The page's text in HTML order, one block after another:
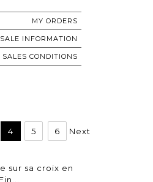
MY ORDERS
SALE INFORMATION
SALES CONDITIONS
4 5 6 Next